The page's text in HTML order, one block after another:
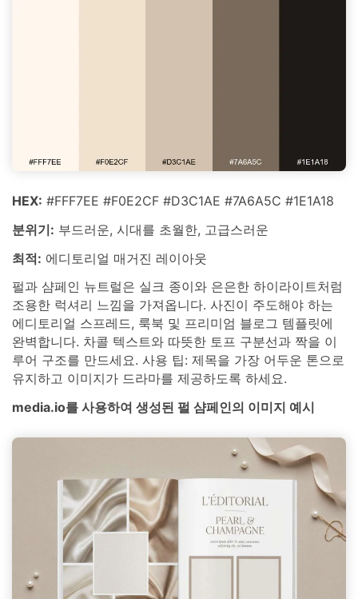
HEX: #FFF7EE #F0E2CF #D3C1AE #7A6A5C #1E1A18
분위기: 부드러운, 시대를 초월한, 고급스러운
최적: 에디토리얼 매거진 레이아웃
펄과 샴페인 뉴트럴은 실크 종이와 은은한 하이라이트처럼
조용한 럭셔리 느낌을 가져옵니다. 사진이 주도해야 하는
에디토리얼 스프레드, 룩북 및 프리미엄 블로그 템플릿에
완벽합니다. 차콜 텍스트와 따뜻한 토프 구분선과 짝을 이
루어 구조를 만드세요. 사용 팁: 제목을 가장 어두운 톤으로
유지하고 이미지가 드라마를 제공하도록 하세요.
media.io를 사용하여 생성된 펄 샴페인의 이미지 예시